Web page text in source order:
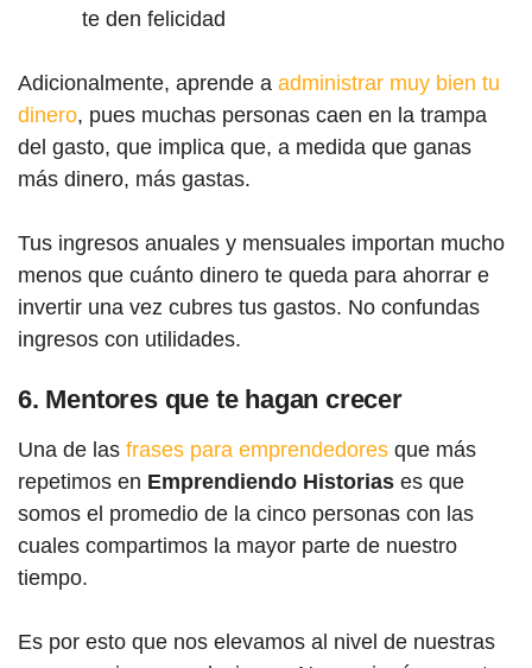
te den felicidad
Adicionalmente, aprende a administrar muy bien tu
dinero, pues muchas personas caen en la trampa
del gasto, que implica que, a medida que ganas
más dinero, más gastas.
Tus ingresos anuales y mensuales importan mucho
menos que cuánto dinero te queda para ahorrar e
invertir una vez cubres tus gastos. No confundas
ingresos con utilidades.
6. Mentores que te hagan crecer
Una de las frases para emprendedores que más
repetimos en Emprendiendo Historias es que
somos el promedio de la cinco personas con las
cuales compartimos la mayor parte de nuestro
tiempo.
Es por esto que nos elevamos al nivel de nuestras